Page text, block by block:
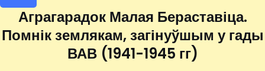
Аграгарадок Малая Бераставіца.
Помнік землякам, загінуўшым у гады
ВАВ (1941-1945 гг)